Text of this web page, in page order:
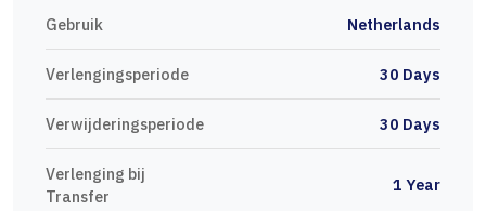
Gebruik Netherlands
Verlengingsperiode 30 Days
Verwijderingsperiode 30 Days
Verlenging bij
Transfer
1 Year